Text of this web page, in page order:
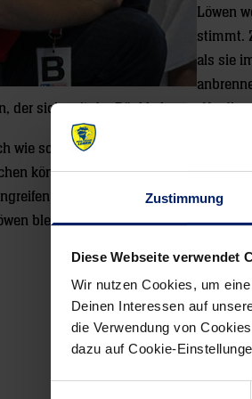
Zustimmung
Diese Webseite verwendet
Wir nutzen Cookies, um
Deinen Interessen auf
die Verwendung von
dazu auf Cookie-
Löwen
stimmt.
als sie
der sich seit der Rückkehr aus
wie sonst wird er seine Spieler auf
können: Im Dezember keinen
können“, verrät Gensheimer.
bleibt eine weite Anreise erspart.